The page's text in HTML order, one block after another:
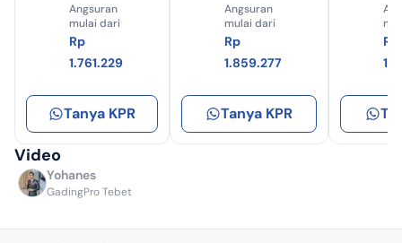
Angsuran
mulai dari
Rp
1.761.229
Tanya KPR
Angsuran
mulai dari
Rp
1.859.277
Tanya KPR
Rp
Video
Apartemen Pejaten Park
Residence 2 BR 75 M² Shmrs
Jakarta Selatan, Pejaten
Yohanes
GadingPro Tebet